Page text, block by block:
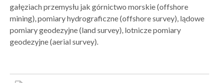
gałęziach przemysłu jak górnictwo morskie (offshore
mining), pomiary hydrograficzne (offshore survey), lądowe
pomiary geodezyjne (land survey), lotnicze pomiary
geodezyjne (aerial survey).